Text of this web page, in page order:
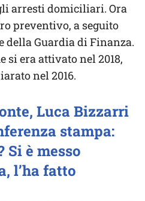
arresti domiciliari. Ora
preventivo, a seguito
della Guardia di Finanza.
si era attivato nel 2018,
nel 2016.
Luca Bizzarri
stampa:
Si è messo
l’ha fatto